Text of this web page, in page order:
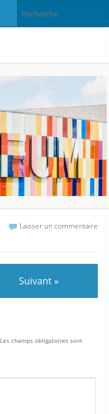
Laisser un commentaire
Suivant »
Les champs obligatoires sont